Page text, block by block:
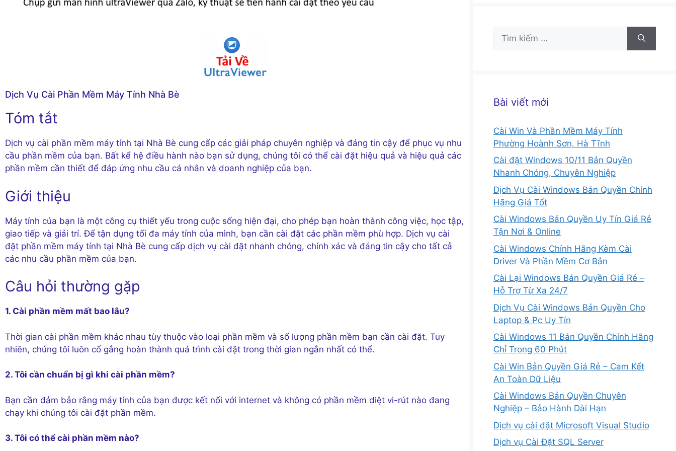
Dịch Vụ Cài Phần Mềm Máy Tính Nhà Bè
Tóm tắt
Dịch vụ cài phần mềm máy tính tại Nhà Bè cung cấp các giải pháp chuyên nghiệp và đáng tin cậy để phục vụ nhu
cầu phần mềm của bạn. Bất kể hệ điều hành nào bạn sử dụng, chúng tôi có thể cài đặt hiệu quả và hiệu quả các
phần mềm cần thiết để đáp ứng nhu cầu cá nhân và doanh nghiệp của bạn.
Giới thiệu
Máy tính của bạn là một công cụ thiết yếu trong cuộc sống hiện đại, cho phép bạn hoàn thành công việc, học tập,
giao tiếp và giải trí. Để tận dụng tối đa máy tính của mình, bạn cần cài đặt các phần mềm phù hợp. Dịch vụ cài
đặt phần mềm máy tính tại Nhà Bè cung cấp dịch vụ cài đặt nhanh chóng, chính xác và đáng tin cậy cho tất cả
các nhu cầu phần mềm của bạn.
Câu hỏi thường gặp
1. Cài phần mềm mất bao lâu?
Thời gian cài phần mềm khác nhau tùy thuộc vào loại phần mềm và số lượng phần mềm bạn cần cài đặt. Tuy
nhiên, chúng tôi luôn cố gắng hoàn thành quá trình cài đặt trong thời gian ngắn nhất có thể.
2. Tôi cần chuẩn bị gì khi cài phần mềm?
Bạn cần đảm bảo rằng máy tính của bạn được kết nối với internet và không có phần mềm diệt vi-rút nào đang
chạy khi chúng tôi cài đặt phần mềm.
3. Tôi có thể cài phần mềm nào?
Tìm
kiếm
Bài viết mới
Cài Win Và Phần Mềm Máy Tính
Phường Hoành Sơn, Hà Tĩnh
Cài đặt Windows 10/11 Bản Quyền
Nhanh Chóng, Chuyên Nghiệp
Dịch Vụ Cài Windows Bản Quyền Chính
Hãng Giá Tốt
Cài Windows Bản Quyền Uy Tín Giá Rẻ
Tận Nơi & Online
Cài Windows Chính Hãng Kèm Cài
Driver Và Phần Mềm Cơ Bản
Cài Lại Windows Bản Quyền Giá Rẻ –
Hỗ Trợ Từ Xa 24/7
Dịch Vụ Cài Windows Bản Quyền Cho
Laptop & Pc Uy Tín
Cài Windows 11 Bản Quyền Chính Hãng
Chỉ Trong 60 Phút
Cài Win Bản Quyền Giá Rẻ – Cam Kết
An Toàn Dữ Liệu
Cài Windows Bản Quyền Chuyên
Nghiệp – Bảo Hành Dài Hạn
Dịch vụ cài đặt Microsoft Visual Studio
Dịch vụ Cài Đặt SQL Server